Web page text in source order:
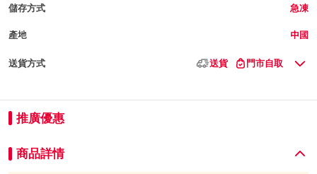
儲存方式 急凍
產地 中國
送貨方式 送貨 門市自取
推廣優惠
商品詳情